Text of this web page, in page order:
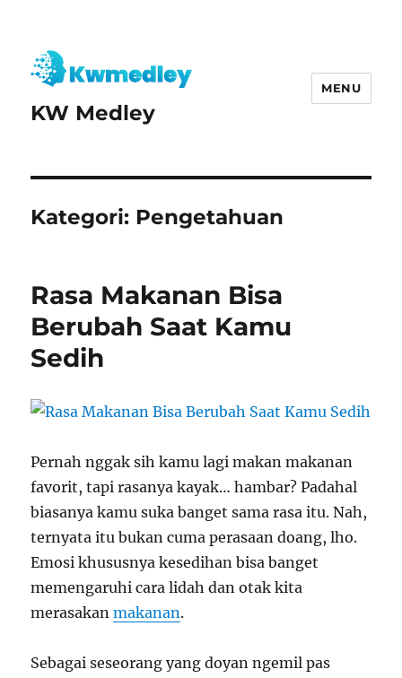
KW Medley
MENU
Kategori: Pengetahuan
Rasa Makanan Bisa
Berubah Saat Kamu
Sedih
Pernah nggak sih kamu lagi makan makanan
favorit, tapi rasanya kayak… hambar? Padahal
biasanya kamu suka banget sama rasa itu. Nah,
ternyata itu bukan cuma perasaan doang, lho.
Emosi khususnya kesedihan bisa banget
memengaruhi cara lidah dan otak kita
merasakanmakanan.
Sebagai seseorang yang doyan ngemil pas